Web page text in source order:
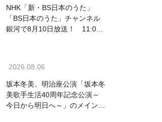
NHK「新・BS日本のうた」
「BS日本のうた」チャンネル
銀河で8月10日放送！ 11:00
出演者・曲目情報
2026.08.06
坂本冬美、明治座公演「坂本冬
美歌手生活40周年記念公演～
今日から明日へ～」のメインビ